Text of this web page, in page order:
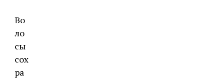
Во
ло
сы
сох
ра